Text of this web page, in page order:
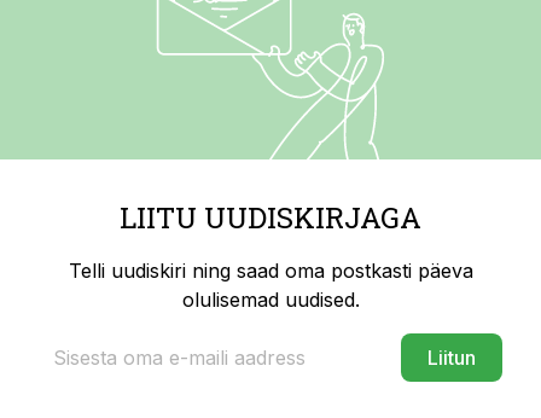
LIITU UUDISKIRJAGA
Telli uudiskiri ning saad oma postkasti päeva
olulisemad uudised.
Liitun